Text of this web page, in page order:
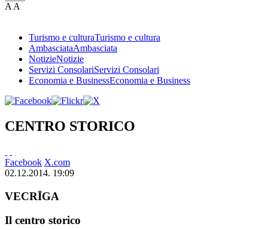
A A
Turismo e culturaTurismo e cultura
AmbasciataAmbasciata
NotizieNotizie
Servizi ConsolariServizi Consolari
Economia e BusinessEconomia e Business
CENTRO STORICO
Facebook X.com
02.12.2014. 19:09
VECRĪGA
Il centro storico